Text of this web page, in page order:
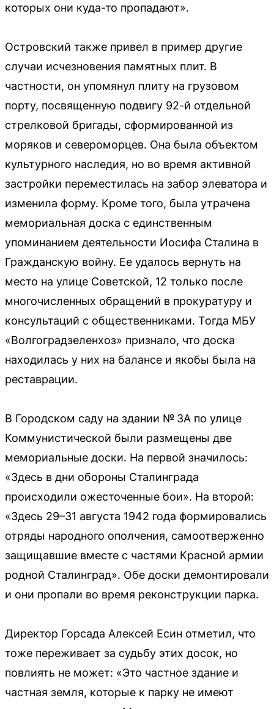
которых они куда-то пропадают».
Островский также привел в пример другие
случаи исчезновения памятных плит. В
частности, он упомянул плиту на грузовом
порту, посвященную подвигу 92-й отдельной
стрелковой бригады, сформированной из
моряков и североморцев. Она была объектом
культурного наследия, но во время активной
застройки переместилась на забор элеватора и
изменила форму. Кроме того, была утрачена
мемориальная доска с единственным
упоминанием деятельности Иосифа Сталина в
Гражданскую войну. Ее удалось вернуть на
место на улице Советской, 12 только после
многочисленных обращений в прокуратуру и
консультаций с общественниками. Тогда МБУ
«Волгоградзеленхоз» признало, что доска
находилась у них на балансе и якобы была на
реставрации.
В Городском саду на здании № 3А по улице
Коммунистической были размещены две
мемориальные доски. На первой значилось:
«Здесь в дни обороны Сталинграда
происходили ожесточенные бои». На второй:
«Здесь 29–31 августа 1942 года формировались
отряды народного ополчения, самоотверженно
защищавшие вместе с частями Красной армии
родной Сталинград». Обе доски демонтировали
и они пропали во время реконструкции парка.
Директор Горсада Алексей Есин отметил, что
тоже переживает за судьбу этих досок, но
повлиять не может: «Это частное здание и
частная земля, которые к парку не имеют